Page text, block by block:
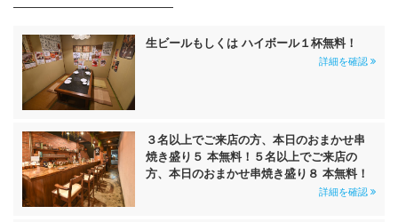
生ビールもしくは ハイボール１杯無料！
詳細を確認
３名以上でご来店の方、本日のおまかせ串
焼き盛り５ 本無料！５名以上でご来店の
方、本日のおまかせ串焼き盛り８ 本無料！
詳細を確認